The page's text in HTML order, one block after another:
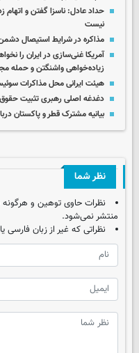
حداد عادل: ناسزا گفتن و اتهام
نیست
مذاکره در شرایط استیصال
آمریکا غنی‌سازی در ایران را
زیاده‌خواهی واشنگتن و حمله
هیئت ایرانی محل مذاکرات
دغدغه اصلی رهبری تثبیت
بیانیه مشترک قطر و پاکستان
نظر شما
نظرات حاوی توهین و
منتشر نمی‌شود.
نظراتی که غیر از زبان فارسی